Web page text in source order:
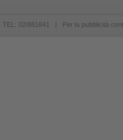
02/881841 | Per la pubblicità